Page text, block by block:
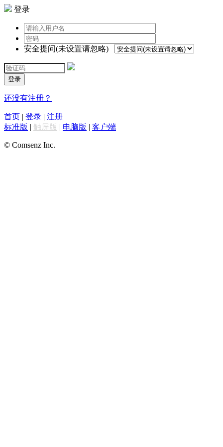
登录
安全提问(未设置请忽略)
登录
还没有注册？
首页 | 登录 | 注册
标准版 | 触屏版 | 电脑版 | 客户端
© Comsenz Inc.